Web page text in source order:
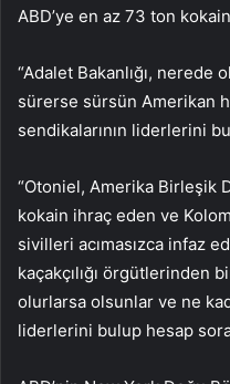
ABD’ye en az 73 ton
“Adalet Bakanlığı,
sürerse sürsün Amerikan
sendikalarının liderlerini
“Otoniel, Amerika Birleşik
kokain ihraç eden ve
sivilleri acımasızca infaz
kaçakçılığı örgütlerinden
olurlarsa olsunlar ve ne
liderlerini bulup hesap